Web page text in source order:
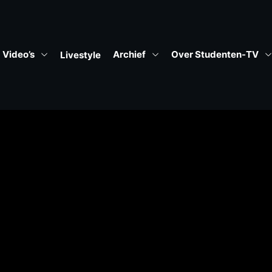
Video’s Livestyle Archief Over Studenten-TV